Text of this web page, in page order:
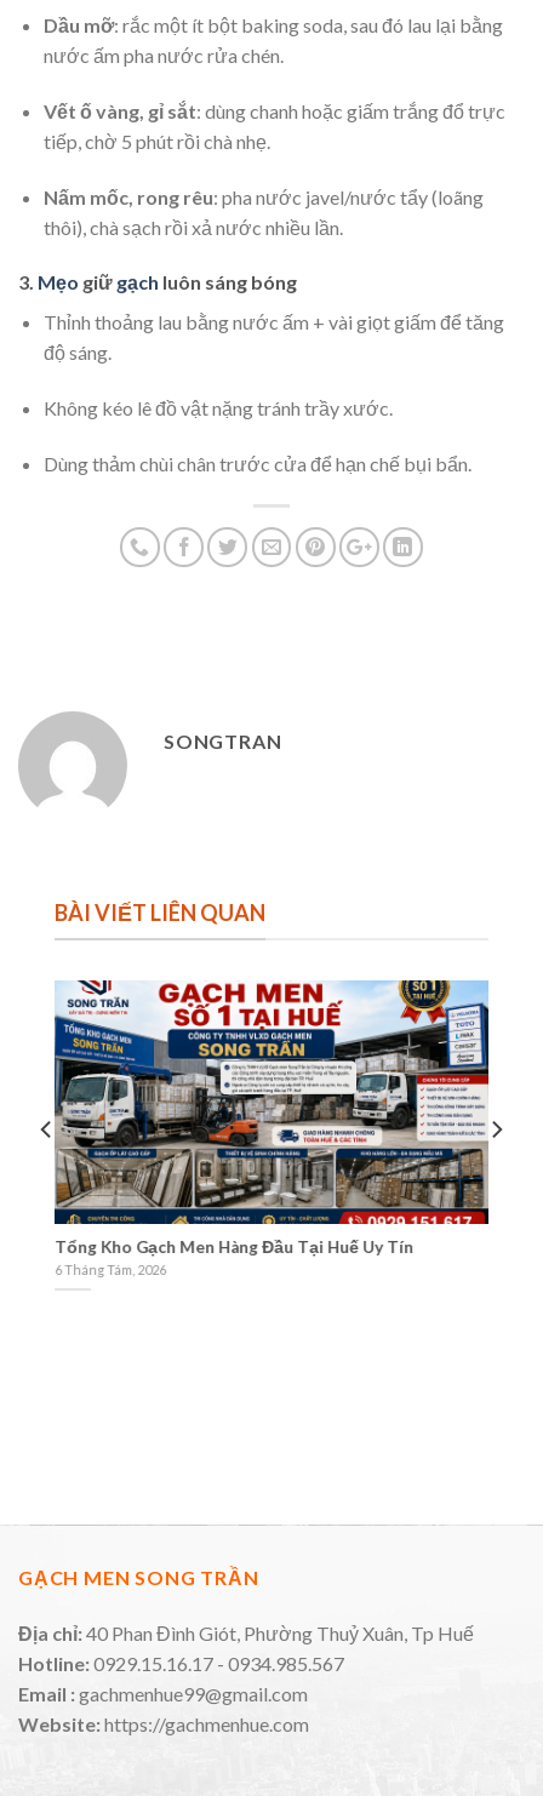
Dầu mỡ: rắc một ít bột baking soda, sau đó lau lại bằng
nước ấm pha nước rửa chén.
Vết ố vàng, gỉ sắt: dùng chanh hoặc giấm trắng đổ trực
tiếp, chờ 5 phút rồi chà nhẹ.
Nấm mốc, rong rêu: pha nước javel/nước tẩy (loãng
thôi), chà sạch rồi xả nước nhiều lần.
3. Mẹo giữ gạch luôn sáng bóng
Thỉnh thoảng lau bằng nước ấm + vài giọt giấm để tăng
độ sáng.
Không kéo lê đồ vật nặng tránh trầy xước.
Dùng thảm chùi chân trước cửa để hạn chế bụi bẩn.
SONGTRAN
BÀI VIẾT LIÊN QUAN
Tổng Kho Gạch Men Hàng Đầu Tại Huế Uy Tín
6 Tháng Tám, 2026
GẠCH MEN SONG TRẦN
Địa chỉ:40 Phan Đình Giót, Phường Thuỷ Xuân, Tp Huế
Hotline:0929.15.16.17 - 0934.985.567
Email :gachmenhue99@gmail.com
Website:https://gachmenhue.com